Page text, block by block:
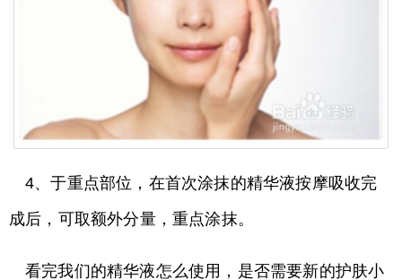
4、于重点部位，在首次涂抹的精华液按摩吸收完
成后，可取额外分量，重点涂抹。
看完我们的精华液怎么使用，是否需要新的护肤小